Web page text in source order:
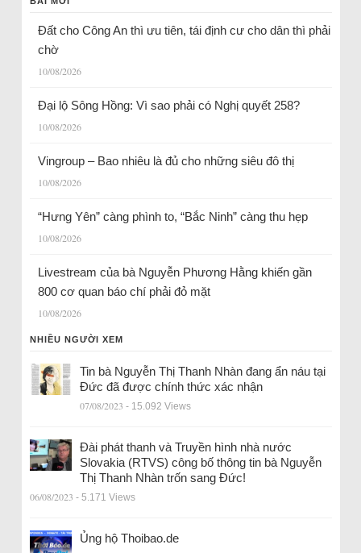
Đất cho Công An thì ưu tiên, tái định cư cho dân thì phải
chờ
10/08/2026
Đại lộ Sông Hồng: Vì sao phải có Nghị quyết 258?
10/08/2026
Vingroup – Bao nhiêu là đủ cho những siêu đô thị
10/08/2026
“Hưng Yên” càng phình to, “Bắc Ninh” càng thu hẹp
10/08/2026
Livestream của bà Nguyễn Phương Hằng khiến gần
800 cơ quan báo chí phải đỏ mặt
10/08/2026
NHIỀU NGƯỜI XEM
Tin bà Nguyễn Thị Thanh Nhàn đang ẩn náu tại
Đức đã được chính thức xác nhận
07/08/2023 - 15.092 Views
Đài phát thanh và Truyền hình nhà nước
Slovakia (RTVS) công bố thông tin bà Nguyễn
Thị Thanh Nhàn trốn sang Đức!
06/08/2023 - 5.171 Views
Ủng hộ Thoibao.de